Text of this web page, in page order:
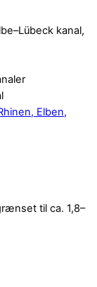
kanal,
Elben,
til ca. 1,8–